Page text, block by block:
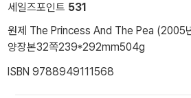
세일즈포인트 531
원제 The Princess And The Pea (2005
양장본32쪽239*292mm504g
ISBN 9788949111568